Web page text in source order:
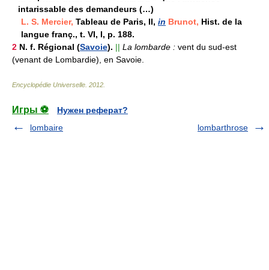
intarissable des demandeurs (…)
L. S. Mercier, Tableau de Paris, II, in Brunot, Hist. de la
langue franç., t. VI, I, p. 188.
2 N. f. Régional (Savoie). || La lombarde : vent du sud-est
(venant de Lombardie), en Savoie.
Encyclopédie Universelle 2012
Игры ⚽
Нужен реферат?
lombaire
lombarthrose